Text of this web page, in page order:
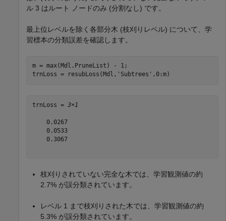
ル 3 はルート ノードのみ (分割なし) です。
最上位レベルを除く各部分木 (枝刈りレベル) について、学
習標本の分類誤差を確認します。
m = max(Mdl.PruneList) - 1;
trnLoss = resubLoss(Mdl, 'Subtrees' ,0:m)
trnLoss = 3×1
    0.0267
    0.0533
    0.3067
枝刈りされていない完全な木では、学習観測値の約
2.7% が誤分類されています。
レベル 1 まで枝刈りされた木では、学習観測値の約
5.3% が誤分類されています。